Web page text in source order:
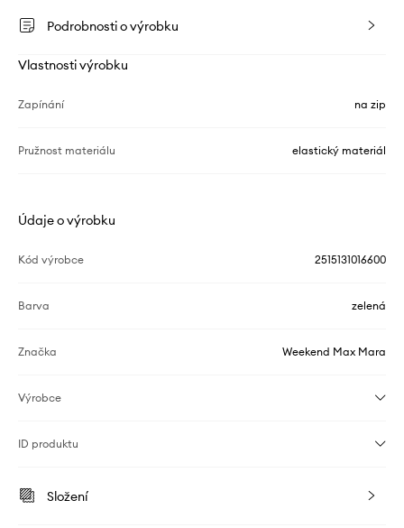
Podrobnosti o výrobku
Vlastnosti výrobku
Zapínání na zip
Pružnost materiálu elastický materiál
Údaje o výrobku
Kód výrobce 2515131016600
Barva zelená
Značka Weekend Max Mara
Výrobce
ID produktu
Složení